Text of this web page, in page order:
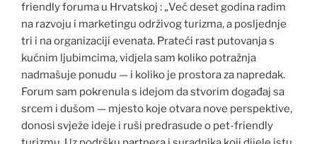
friendly foruma u Hrvatskoj : „Već deset godina radim
na razvoju i marketingu održivog turizma, a posljednje
tri i na organizaciji evenata. Prateći rast putovanja s
kućnim ljubimcima, vidjela sam koliko potražnja
nadmašuje ponudu — i koliko je prostora za napredak.
Forum sam pokrenula s idejom da stvorim događaj sa
srcem i dušom — mjesto koje otvara nove perspektive,
donosi svježe ideje i ruši predrasude o pet-friendly